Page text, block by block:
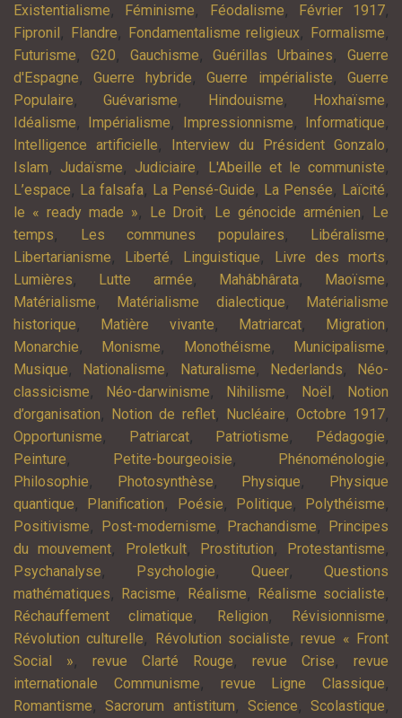
Existentialisme, Féminisme, Féodalisme, Février 1917,
Fipronil , Flandre, Fondamentalisme religieux, Formalisme,
Futurisme, G20, Gauchisme,Guérillas Urbaines,Guerre
d'Espagne,Guerre hybride,Guerre impérialiste,Guerre
Populaire,Guévarisme, Hindouisme, Hoxhaïsme,
Idéalisme, Impérialisme, Impressionnisme, Informatique,
Intelligence artificielle, Interview du Président Gonzalo,
Islam, Judaïsme, Judiciaire, L'Abeille et le communiste,
L’espace, La falsafa, La Pensé-Guide, La Pensée, Laïcité,
le « ready made », Le Droit, Le génocide arménien,
Le
temps, Les communes populaires, Libéralisme,
Libertarianisme, Liberté, Linguistique, Livre des morts,
Lumières, Lutte armée, Mahâbhârata, Maoïsme,
Matérialisme, Matérialisme dialectique,
Matérialisme
historique, Matière vivante, Matriarcat, Migration,
Monarchie, Monisme, Monothéisme, Municipalisme,
Musique, Nationalisme, Naturalisme, Nederlands,
Néo-
classicisme, Néo-darwinisme, Nihilisme, Noël ,
Notion
d’organisation, Notion de reflet, Nucléaire, Octobre 1917,
Opportunisme, Patriarcat, Patriotisme, Pédagogie,
Peinture, Petite-bourgeoisie, Phénoménologie,
Philosophie, Photosynthèse, Physique,
Physique
quantique, Planification, Poésie, Politique, Polythéisme,
Positivisme, Post-modernisme, Prachandisme,
Principes
du mouvement, Proletkult, Prostitution, Protestantisme,
Psychanalyse, Psychologie, Queer,Questions
mathématiques, Racisme, Réalisme, Réalisme socialiste,
Réchauffement climatique, Religion, Révisionnisme,
Révolution culturelle, Révolution socialiste,revue « Front
Social », revue Clarté Rouge, revue Crise, revue
internationale Communisme, revue Ligne Classique,
Romantisme,Sacrorum antistitum, Science, Scolastique,